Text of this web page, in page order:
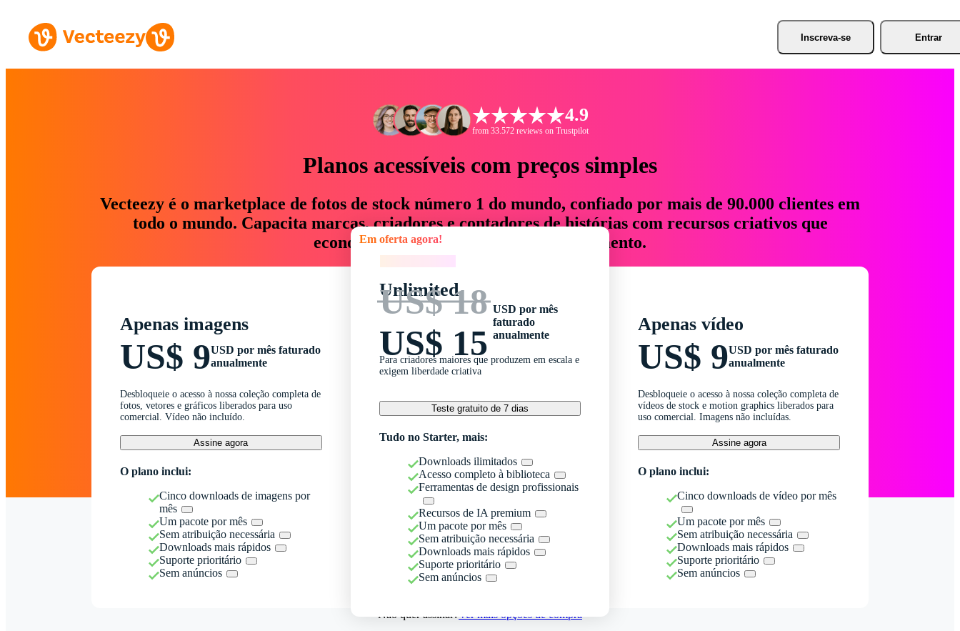
Inscreva-se Entrar
4.9
from 33.572 reviews on Trustpilot
Planos acessíveis com preços simples
Vecteezy é o marketplace de fotos de stock número 1 do mundo, confiado por mais de 90.000 clientes em
todo o mundo. Capacita marcas, criadores e contadores de histórias com recursos criativos que
economizam até 76% em tempo e orçamento.
Apenas imagens
US$ 9USD por mês faturado
anualmente
Desbloqueie o acesso à nossa coleção completa de
fotos, vetores e gráficos liberados para uso
comercial. Vídeo não incluído.
Assine agora
O plano inclui:
Cinco downloads de imagens por
mês
Um pacote por mês
Sem atribuição necessária
Downloads mais rápidos
Suporte prioritário
Sem anúncios
Em oferta agora!
Unlimited
US$ 18
US$ 15
USD por mês
faturado
anualmente
Para criadores maiores que produzem em escala e
exigem liberdade criativa
Teste gratuito de 7 dias
Tudo no Starter, mais:
Downloads ilimitados
Acesso completo à biblioteca
Ferramentas de design profissionais
Recursos de IA premium
Um pacote por mês
Sem atribuição necessária
Downloads mais rápidos
Suporte prioritário
Sem anúncios
Apenas vídeo
US$ 9USD por mês faturado
anualmente
Desbloqueie o acesso à nossa coleção completa de
vídeos de stock e motion graphics liberados para
uso comercial. Imagens não incluídas.
Assine agora
O plano inclui:
Cinco downloads de vídeo por mês
Um pacote por mês
Sem atribuição necessária
Downloads mais rápidos
Suporte prioritário
Sem anúncios
Não quer assinar?Ver mais opções de compra